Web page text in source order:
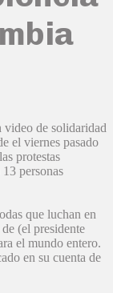
de solidaridad
el viernes pasado
protestas
personas
que luchan en
(el presidente
el mundo entero.
en su cuenta de